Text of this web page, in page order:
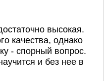
высокая.
качества, однако
- спорный вопрос.
и без нее в